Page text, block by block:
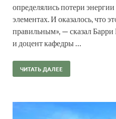
определялись потери
элементах. И оказалось, что
правильным», — сказал Барри
и доцент кафедры …
ЧИТАТЬ ДАЛЕЕ